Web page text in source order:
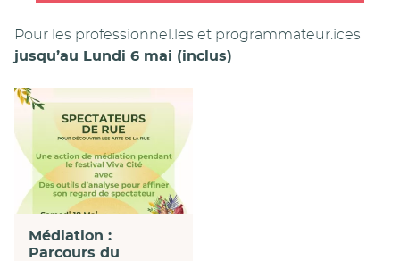
Pour les professionnel.les et programmateur.ices
jusqu’au Lundi 6 mai (inclus)
Médiation :
Parcours du